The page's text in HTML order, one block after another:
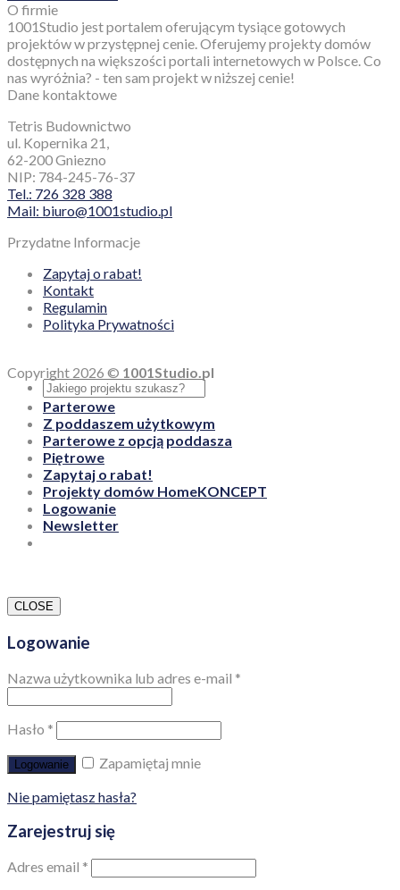
O firmie
1001Studio jest portalem oferującym tysiące gotowych
projektów w przystępnej cenie. Oferujemy projekty domów
dostępnych na większości portali internetowych w Polsce. Co
nas wyróżnia? - ten sam projekt w niższej cenie!
Dane kontaktowe
Tetris Budownictwo
ul. Kopernika 21,
62-200 Gniezno
NIP: 784-245-76-37
Tel.: 726 328 388
Mail: biuro@1001studio.pl
Przydatne Informacje
Zapytaj o rabat!
Kontakt
Regulamin
Polityka Prywatności
Copyright 2026 © 1001Studio.pl
Parterowe
Z poddaszem użytkowym
Parterowe z opcją poddasza
Piętrowe
Zapytaj o rabat!
Projekty domów HomeKONCEPT
Logowanie
Newsletter
CLOSE
Logowanie
Nazwa użytkownika lub adres e-mail *
Hasło *
Logowanie
Zapamiętaj mnie
Nie pamiętasz hasła?
Zarejestruj się
Adres email *